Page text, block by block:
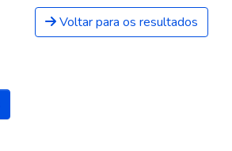
Voltar para os resultados